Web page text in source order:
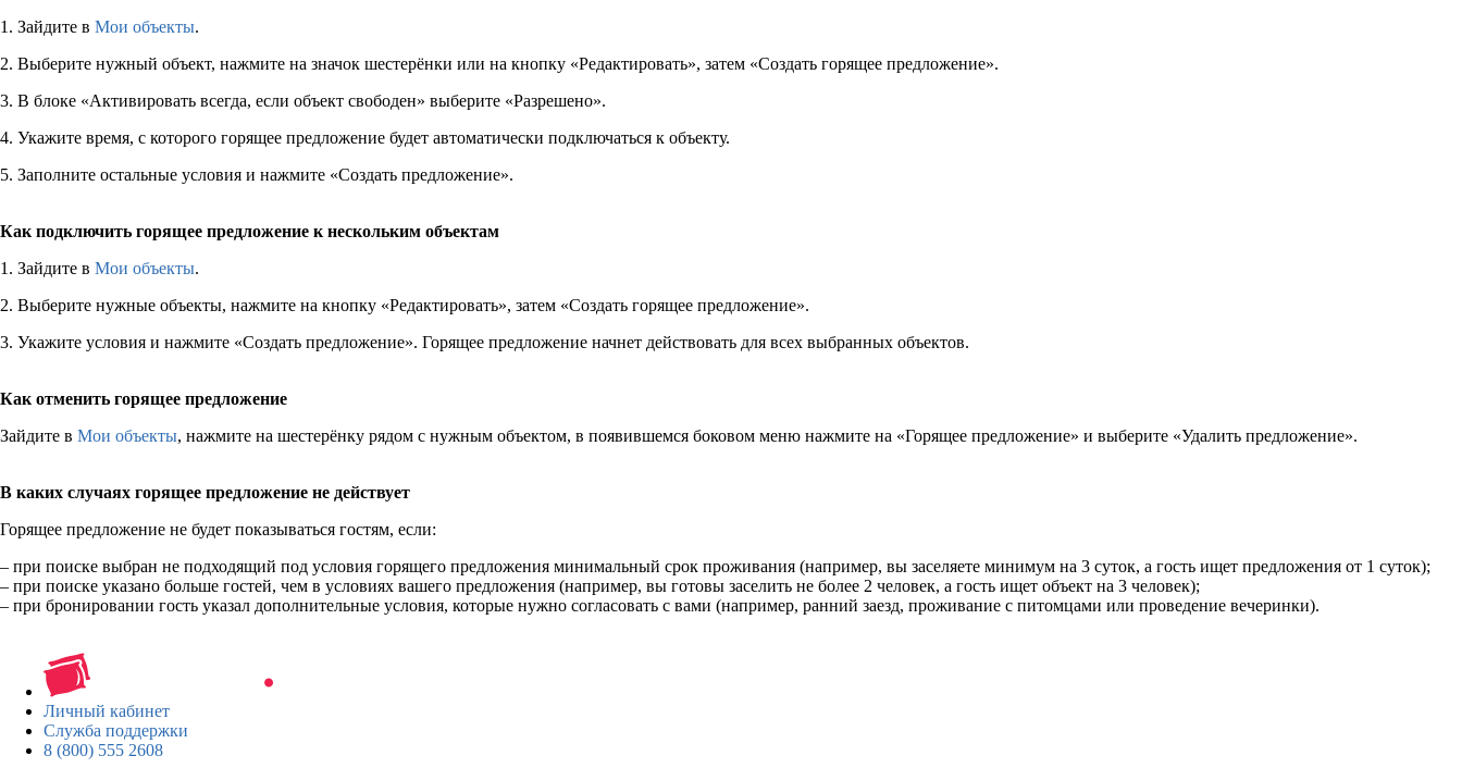
1. Зайдите в Мои объекты.
2. Выберите нужный объект, нажмите на значок шестерёнки или на кнопку «Редактировать», затем «Создать горящее предложение».
3. В блоке «Активировать всегда, если объект свободен» выберите «Разрешено».
4. Укажите время, с которого горящее предложение будет автоматически подключаться к объекту.
5. Заполните остальные условия и нажмите «Создать предложение».
Как подключить горящее предложение к нескольким объектам
1. Зайдите в Мои объекты.
2. Выберите нужные объекты, нажмите на кнопку «Редактировать», затем «Создать горящее предложение».
3. Укажите условия и нажмите «Создать предложение». Горящее предложение начнет действовать для всех выбранных объектов.
Как отменить горящее предложение
Зайдите в Мои объекты, нажмите на шестерёнку рядом с нужным объектом, в появившемся боковом меню нажмите на «Горящее предложение» и выберите «Удалить предложение».
В каких случаях горящее предложение не действует
Горящее предложение не будет показываться гостям, если:
– при поиске выбран не подходящий под условия горящего предложения минимальный срок проживания (например, вы заселяете минимум на 3 суток, а гость ищет предложения от 1 суток);
– при поиске указано больше гостей, чем в условиях вашего предложения (например, вы готовы заселить не более 2 человек, а гость ищет объект на 3 человек);
– при бронировании гость указал дополнительные условия, которые нужно согласовать с вами (например, ранний заезд, проживание с питомцами или проведение вечеринки).
Личный кабинет
Служба поддержки
8 (800) 555 2608